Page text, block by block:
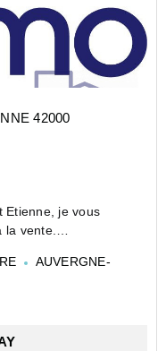
42000
Etienne, je vous
la vente.
alors ce local
AUVERGNE-